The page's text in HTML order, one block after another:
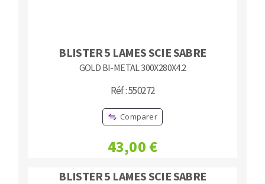
BLISTER 5 LAMES SCIE SABRE
GOLD BI-METAL 300X280X4.2
Réf : 550272
Comparer
43,00 €
BLISTER 5 LAMES SCIE SABRE